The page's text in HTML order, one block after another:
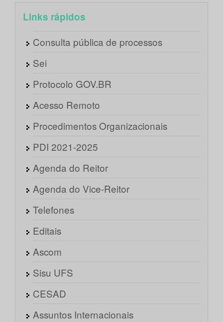
Links rápidos
Consulta pública de processos
Sei
Protocolo GOV.BR
Acesso Remoto
Procedimentos Organizacionais
PDI 2021-2025
Agenda do Reitor
Agenda do Vice-Reitor
Telefones
Editais
Ascom
Sisu UFS
CESAD
Assuntos Internacionais